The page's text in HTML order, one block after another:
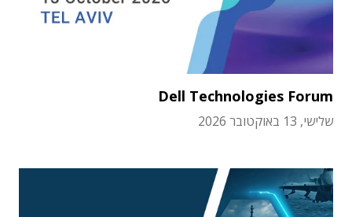
Dell Technologies Forum
שלישי, 13 באוקטובר 2026